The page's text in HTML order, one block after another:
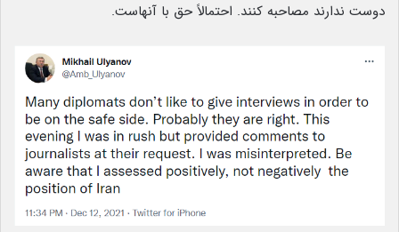
دوست ندارند مصاحبه کنند. احتمالاً حق با آنهاست.